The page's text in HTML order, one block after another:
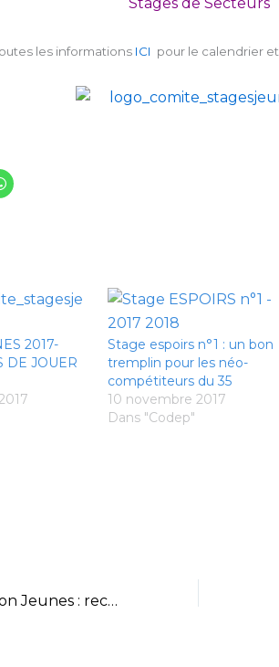
les informations ICI pour le calendrier et
2017-
DE JOUER
Stage espoirs n°1 : un bon
tremplin pour les néo-
compétiteurs du 35
10 novembre 2017
Dans "Codep"
Stage de détection Jeunes : recherche encadrant